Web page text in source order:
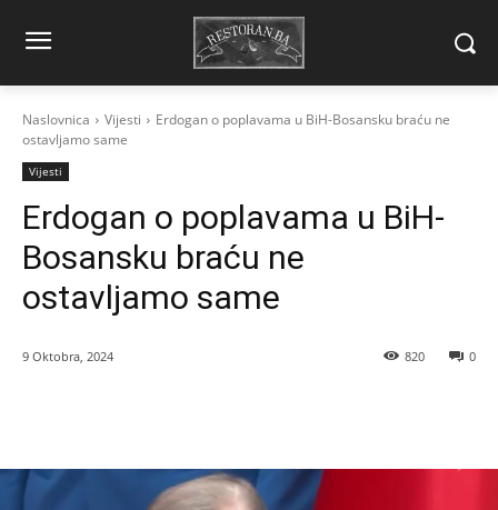
Naslovnica Vijesti
Erdogan o poplavama u BiH-Bosansku braću ne
ostavljamo same
Vijesti
Erdogan o poplavama u BiH-
Bosansku braću ne
ostavljamo same
9 Oktobra, 2024 0
820